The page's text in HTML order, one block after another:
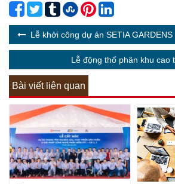
Lễ khởi công dự án SETIA GARDENS
Lễ động thổ phân khu cao
Bài viết liên quan